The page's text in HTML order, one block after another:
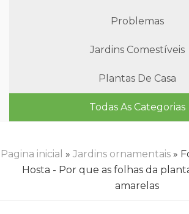
Problemas
Jardins Comestíveis
Plantas De Casa
Todas As Categorias
Pagina inicial » Jardins ornamentais»
Hosta - Por que as folhas da
amarelas